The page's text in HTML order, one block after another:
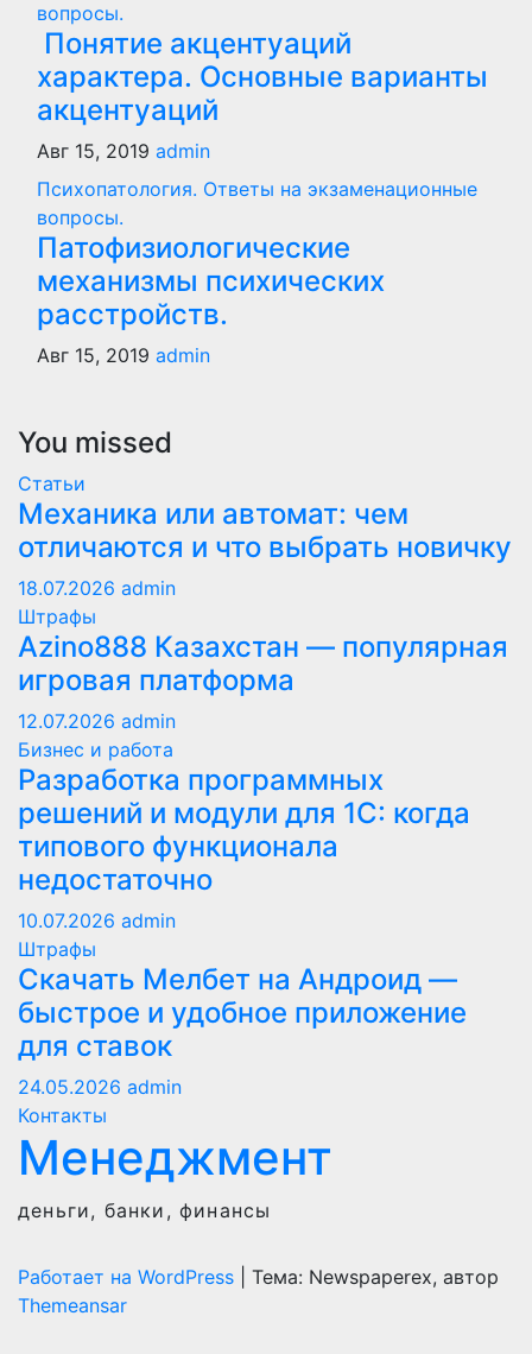
вопросы.
Понятие акцентуаций
характера. Основные варианты
акцентуаций
Авг 15, 2019 admin
Психопатология. Ответы на экзаменационные
вопросы.
Патофизиологические
механизмы психических
расстройств.
Авг 15, 2019 admin
You missed
Статьи
Механика или автомат: чем
отличаются и что выбрать новичку
18.07.2026 admin
Штрафы
Azino888 Казахстан — популярная
игровая платформа
12.07.2026 admin
Бизнес и работа
Разработка программных
решений и модули для 1С: когда
типового функционала
недостаточно
10.07.2026 admin
Штрафы
Скачать Мелбет на Андроид —
быстрое и удобное приложение
для ставок
24.05.2026 admin
Контакты
Менеджмент
деньги, банки, финансы
Работает на WordPress
Тема: Newspaperex, автор
Themeansar